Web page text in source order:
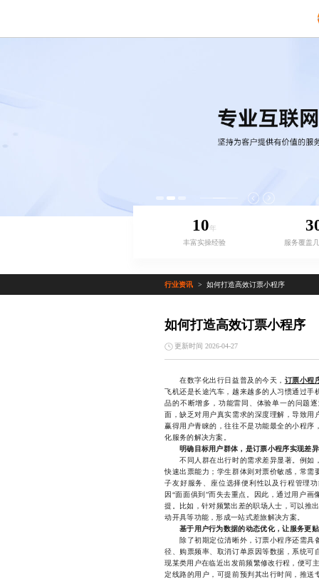
10年
丰富实操经验
服务覆盖
行业资讯 > 如何打造高效订票小程序
如何打造高效订票小程序
更新时间 2026-04-27
在数字化出行日益普及的今天， 订票小程
飞机还是长途汽车，越来越多的人习惯通过
品的不断增多，功能雷同、体验单一的问题
面，缺乏对用户真实需求的深度理解，导致
赢得用户青睐的，往往不是功能最全的小程
化服务的解决方案。
明确目标用户群体，是订票小程序实现差
不同人群在出行时的需求差异显著。例如
快速出票能力；学生群体则对票价敏感，常
子友好服务、座位选择便利性以及行程管理
因“面面俱到”而失去重点。因此，通过用户
提。比如，针对频繁出差的职场人士，可以推
动开具等功能，形成一站式差旅解决方案。
基于用户行为数据的动态优化，让服务更
除了初期定位清晰外，订票小程序还需具
径、购票频率、取消订单原因等数据，系统
现某类用户在临近出发前频繁修改行程，便可
定线路的用户，可提前预判其出行时间，推